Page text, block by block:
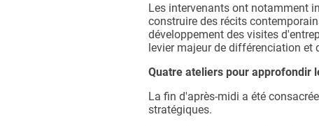
Les intervenants ont notamment
construire des récits
développement des visites
levier majeur de différenciation et
Quatre ateliers pour approfondir
La fin d'après-midi a été
stratégiques.